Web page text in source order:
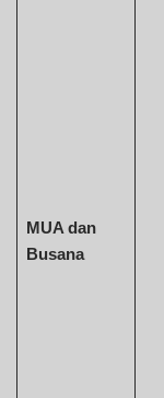
MUA dan
Busana